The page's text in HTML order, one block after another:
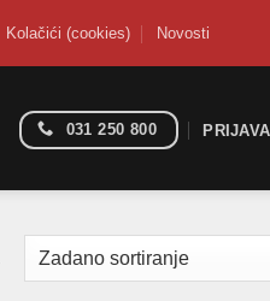
Kolačići (cookies) Novosti
031 250 800 PRIJAVA